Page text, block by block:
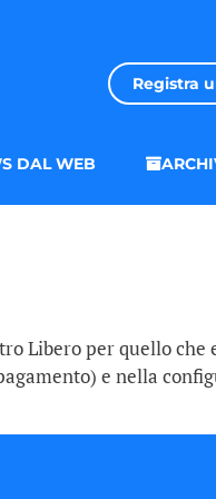
Registra
DAL WEB
Libero per quello che
e nella